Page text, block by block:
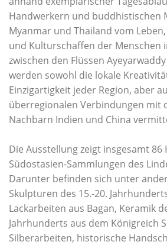
Handwerkern und buddhistischen
Myanmar und Thailand vom
und Kulturschaffen der Menschen
zwischen den Flüssen
werden sowohl die lokale
Einzigartigkeit jeder Region, aber
überregionalen Verbindungen mit
Nachbarn Indien und China
Die Ausstellung zeigt insgesamt 86
Südostasien-Sammlungen des
Darunter befinden sich unter
Skulpturen des 15.-20.
Lackarbeiten aus Bagan, Keramik
Jahrhunderts aus dem Königreich
Silberarbeiten, historische